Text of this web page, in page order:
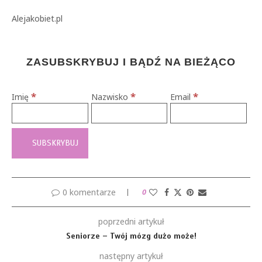
Alejakobiet.pl
ZASUBSKRYBUJ I BĄDŹ NA BIEŻĄCO
Imię * Nazwisko * Email*
0 komentarze 0
poprzedni artykuł
Seniorze – Twój mózg dużo może!
następny artykuł